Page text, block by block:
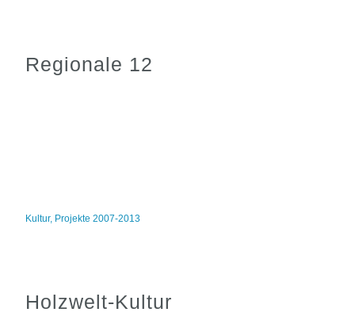
Regionale 12
Kultur, Projekte 2007-2013
Holzwelt-Kultur